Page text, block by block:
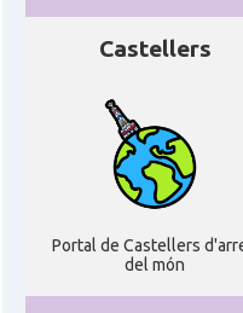
Castellers
Portal de Castellers
del món